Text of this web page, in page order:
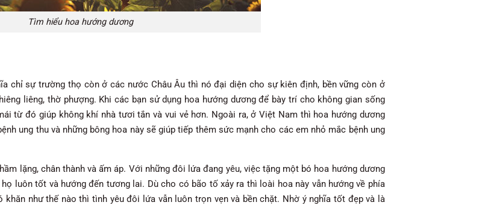
Tìm hiểu hoa hướng dương
chỉ sự trường thọ còn ở các nước Châu Âu thì nó đại diện cho sự kiên định, bền vững còn ở
liêng, thờ phượng. Khi các bạn sử dụng hoa hướng dương để bày trí cho không gian sống
từ đó giúp không khí nhà tươi tắn và vui vẻ hơn. Ngoài ra, ở Việt Nam thì hoa hướng dương
ung thu và những bông hoa này sẽ giúp tiếp thêm sức mạnh cho các em nhỏ mắc bệnh ung
lặng, chân thành và ấm áp. Với những đôi lứa đang yêu, việc tặng một bó hoa hướng dương
luôn tốt và hướng đến tương lai. Dù cho có bão tố xảy ra thì loài hoa này vẫn hướng về phía
như thế nào thì tình yêu đôi lứa vẫn luôn trọn vẹn và bền chặt. Nhờ ý nghĩa tốt đẹp và là